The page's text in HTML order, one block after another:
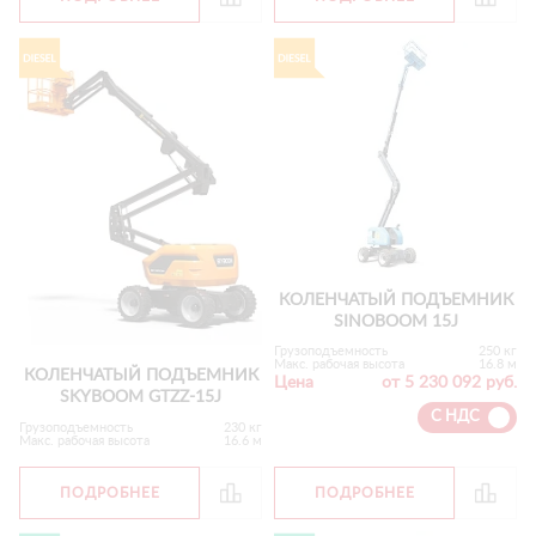
КОЛЕНЧАТЫЙ ПОДЪЕМНИК
SKYBOOM GTZZ-15J
Грузоподъемность
230 кг
Макс. рабочая высота
16.6 м
ПОДРОБНЕЕ
КОЛЕНЧАТЫЙ ПОДЪЕМНИК
SINOBOOM 15J
Грузоподъемность
250 кг
Макс. рабочая высота
16.8 м
Цена от 5 230 092 руб.
С НДС
ПОДРОБНЕЕ